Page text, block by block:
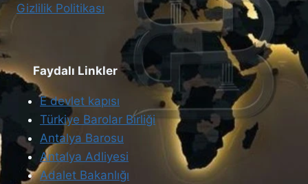
Gizlilik Politikası
Faydalı Linkler
E devlet kapısı
Türkiye Barolar Birliği
Antalya Barosu
Antalya Adliyesi
Adalet Bakanlığı